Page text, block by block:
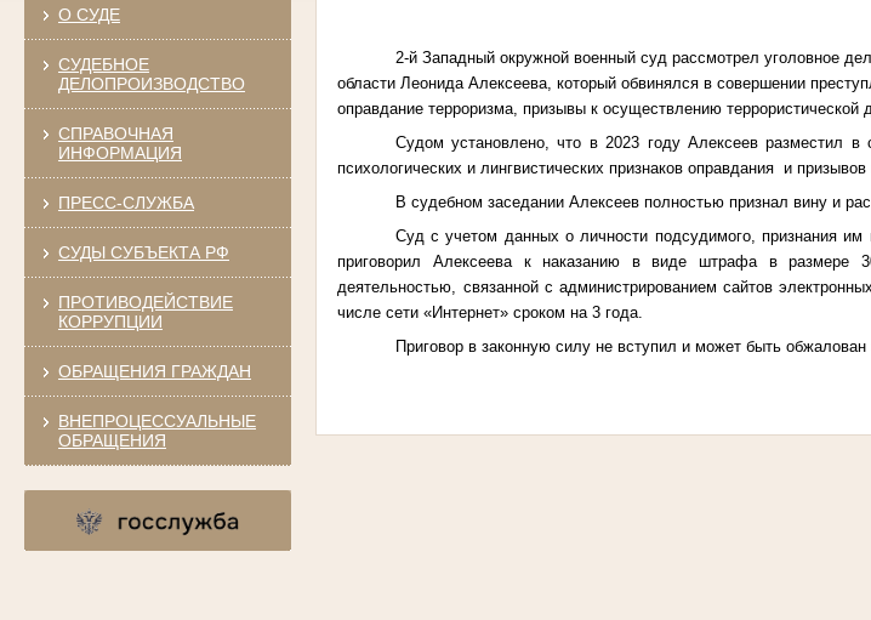
О СУДЕ
СУДЕБНОЕ
ДЕЛОПРОИЗВОДСТВО
СПРАВОЧНАЯ
ИНФОРМАЦИЯ
ПРЕСС-СЛУЖБА
СУДЫ СУБЪЕКТА РФ
ПРОТИВОДЕЙСТВИЕ
КОРРУПЦИИ
ОБРАЩЕНИЯ ГРАЖДАН
ВНЕПРОЦЕССУАЛЬНЫЕ
ОБРАЩЕНИЯ
2-й Западный окружной военный суд рассмотрел уголовное
области Леонида Алексеева, который обвинялся в совершении
оправдание терроризма, призывы к осуществлению террористической
Судом установлено, что в 2023 году Алексеев разместил в
психологических и лингвистических признаков оправдания и
В судебном заседании Алексеев полностью признал вину и
Суд с учетом данных о личности подсудимого, признания им
приговорил Алексеева к наказанию в виде штрафа в размере
деятельностью, связанной с администрированием сайтов
числе сети «Интернет» сроком на 3 года.
Приговор в законную силу не вступил и может быть обжалован